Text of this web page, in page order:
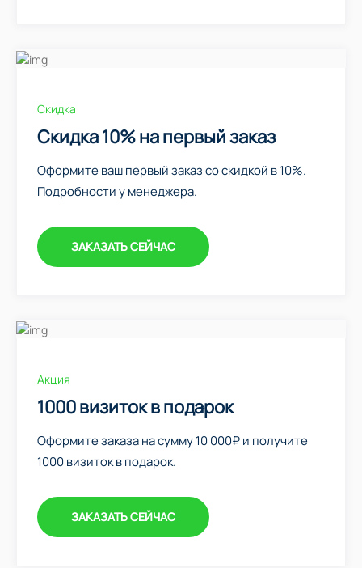
Скидка
Скидка 10% на первый заказ
Оформите ваш первый заказ со скидкой в 10%.
Подробности у менеджера.
ЗАКАЗАТЬ СЕЙЧАС
Акция
1000 визиток в подарок
Оформите заказа на сумму 10 000₽ и получите
1000 визиток в подарок.
ЗАКАЗАТЬ СЕЙЧАС